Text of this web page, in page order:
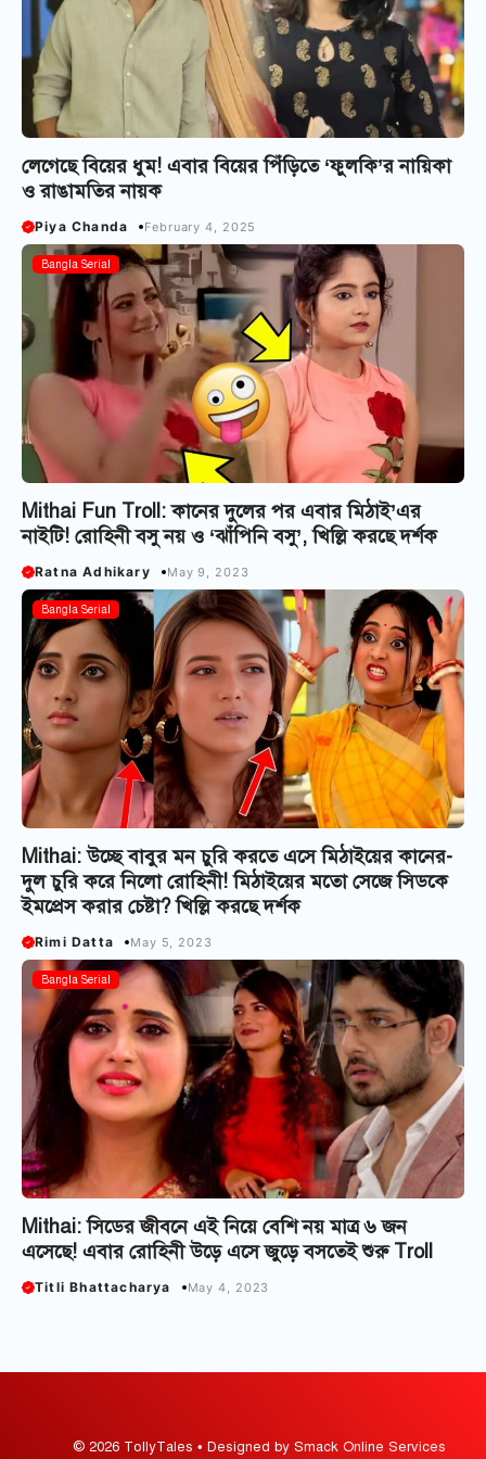
লেগেছে বিয়ের ধুম! এবার বিয়ের পিঁড়িতে ‘ফুলকি’র নায়িকা
ও রাঙামতির নায়ক
Piya Chanda February 4, 2025
Bangla Serial
Mithai Fun Troll: কানের দুলের পর এবার মিঠাই’এর
নাইটি! রোহিনী বসু নয় ও ‘ঝাঁপিনি বসু’, খিল্লি করছে দর্শক
Ratna Adhikary May 9, 2023
Bangla Serial
Mithai: উচ্ছে বাবুর মন চুরি করতে এসে মিঠাইয়ের কানের-
দুল চুরি করে নিলো রোহিনী! মিঠাইয়ের মতো সেজে সিডকে
ইমপ্রেস করার চেষ্টা? খিল্লি করছে দর্শক
Rimi Datta May 5, 2023
Bangla Serial
Mithai: সিডের জীবনে এই নিয়ে বেশি নয় মাত্র ৬ জন
এসেছে! এবার রোহিনী উড়ে এসে জুড়ে বসতেই শুরু Troll
Titli Bhattacharya May 4, 2023
© 2026 TollyTales • Designed by Smack Online Services